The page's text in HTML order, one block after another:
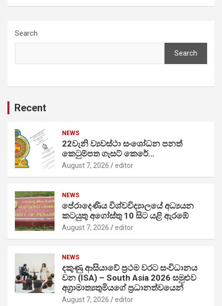
Search
Search
Recent
NEWS
22වැනි ව්‍යවස්ථා සංශෝධන පනත්
කෙටුම්පත ගැසට් කෙරේ…
August 7, 2026 editor
NEWS
පේරාදෙණිය විශ්වවිද්‍යාලයේ අධ්‍යයන
කටයුතු අගෝස්තු 10 සිට යළි ඇරඹේ
August 7, 2026 editor
NEWS
දකුණු ආසියාවේ ප්‍රථම වරට සංවිධානය
වන (ISA) – South Asia 2026 සමුළුව
අග්‍රාමාත්‍යතුමියගේ ප්‍රධානත්වයෙන්
August 7, 2026 editor